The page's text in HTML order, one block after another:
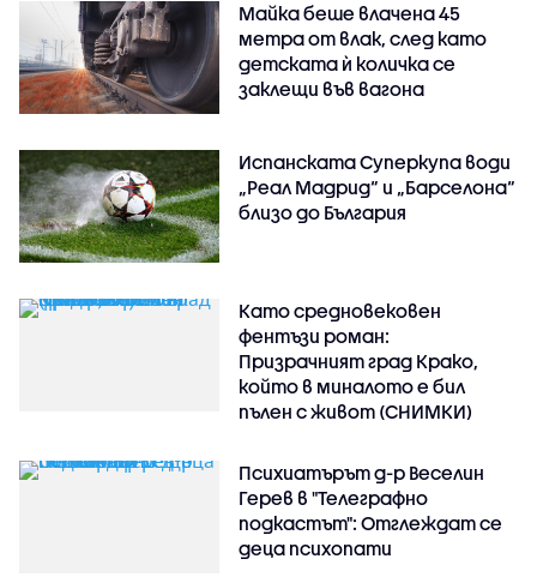
Майка беше влачена 45
метра от влак, след като
детската ѝ количка се
заклещи във вагона
Испанската Суперкупа води
„Реал Мадрид“ и „Барселона“
близо до България
Като средновековен
фентъзи роман:
Призрачният град Крако,
който в миналото е бил
пълен с живот (СНИМКИ)
Психиатърът д-р Веселин
Герев в "Телеграфно
подкастът": Отглеждат се
деца психопати